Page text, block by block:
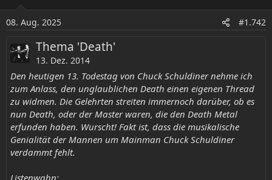
n
n
08. Aug. 2025 #1.742
Thema 'Death'
13. Dez. 2014
Den heutigen 13. Todestag von Chuck Schuldiner nehme ich
zum Anlass, den unglaublichen Death einen eigenen Thread
zu widmen. Die Gelehrten streiten immernoch darüber, ob es
nun Death, oder der Master waren, die den Death Metal
erfunden haben. Wurscht! Fakt ist, dass die musikalische
Genialität der Mannen um Mainman Chuck Schuldiner
verdammt fehlt.
Listenwahn: